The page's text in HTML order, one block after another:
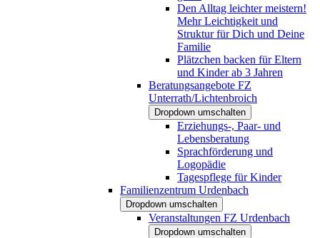
Den Alltag leichter meistern!
Mehr Leichtigkeit und
Struktur für Dich und Deine
Familie
Plätzchen backen für Eltern
und Kinder ab 3 Jahren
Beratungsangebote FZ
Unterrath/Lichtenbroich
Dropdown umschalten
Erziehungs-, Paar- und
Lebensberatung
Sprachförderung und
Logopädie
Tagespflege für Kinder
Familienzentrum Urdenbach
Dropdown umschalten
Veranstaltungen FZ Urdenbach
Dropdown umschalten